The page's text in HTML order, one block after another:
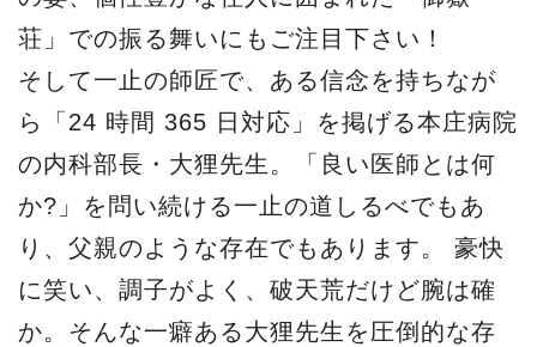
荘」での振る舞いにもご注目下さい！
そして一止の師匠で、ある信念を持ちなが
ら「24 時間 365 日対応」を掲げる本庄病院
の内科部長・大狸先生。「良い医師とは何
か?」を問い続ける一止の道しるべでもあ
り、父親のような存在でもあります。 豪快
に笑い、調子がよく、破天荒だけど腕は確
か。そんな一癖ある大狸先生を圧倒的な存